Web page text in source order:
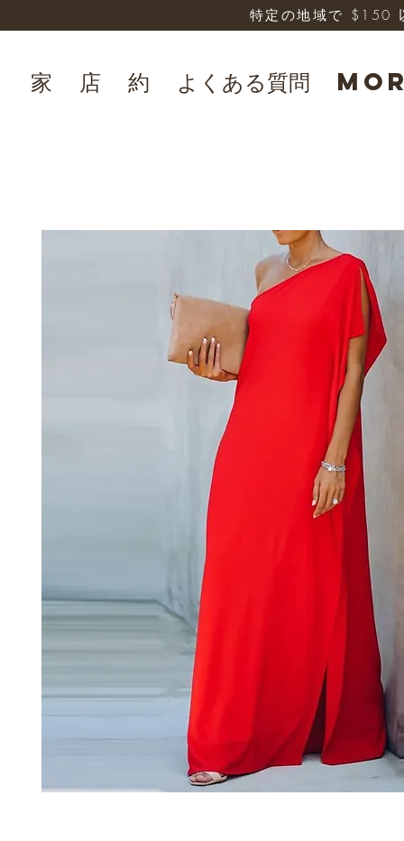
家 店 約 よくある質問
特定の地域で $150